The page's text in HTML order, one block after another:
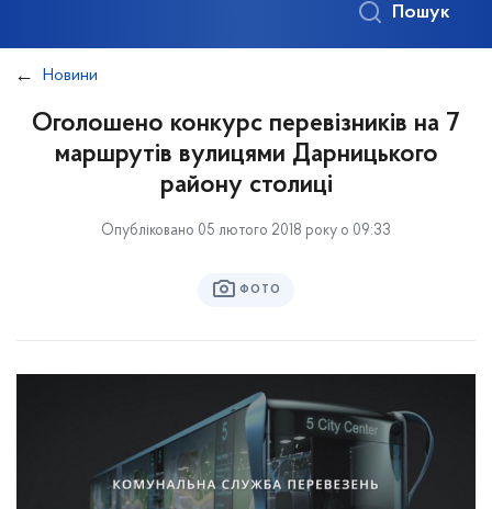
Пошук
Новини
Оголошено конкурс перевізників на 7
маршрутів вулицями Дарницького
району столиці
Опубліковано 05 лютого 2018 року о 09:33
ФОТО